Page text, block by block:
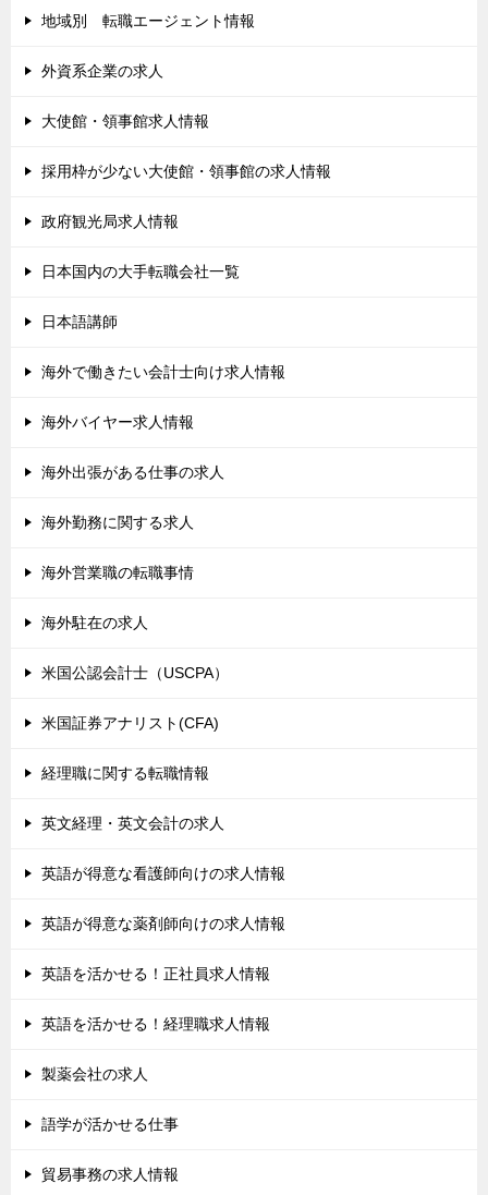
地域別 転職エージェント情報
外資系企業の求人
大使館・領事館求人情報
採用枠が少ない大使館・領事館の求人情報
政府観光局求人情報
日本国内の大手転職会社一覧
日本語講師
海外で働きたい会計士向け求人情報
海外バイヤー求人情報
海外出張がある仕事の求人
海外勤務に関する求人
海外営業職の転職事情
海外駐在の求人
米国公認会計士（USCPA）
米国証券アナリスト(CFA)
経理職に関する転職情報
英文経理・英文会計の求人
英語が得意な看護師向けの求人情報
英語が得意な薬剤師向けの求人情報
英語を活かせる！正社員求人情報
英語を活かせる！経理職求人情報
製薬会社の求人
語学が活かせる仕事
貿易事務の求人情報